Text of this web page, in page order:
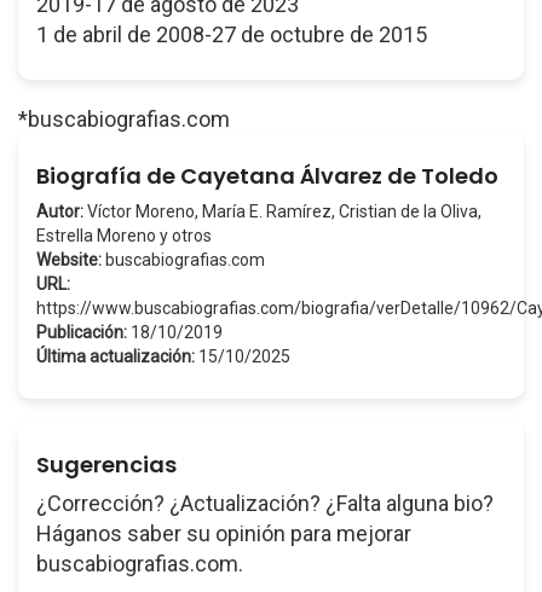
1 de abril de 2008-27 de octubre de 2015
*buscabiografias.com
Biografía de Cayetana Álvarez de Toledo
Autor:Víctor Moreno, María E. Ramírez, Cristian de la Oliva,
Estrella Moreno y otros
Website: buscabiografias.com
URL:
https://www.buscabiografias.com/biografia/verDetalle/10962/
Publicación: 18/10/2019
Última actualización: 15/10/2025
Sugerencias
¿Corrección? ¿Actualización? ¿Falta alguna bio?
Háganos saber su opinión para mejorar
buscabiografias.com.